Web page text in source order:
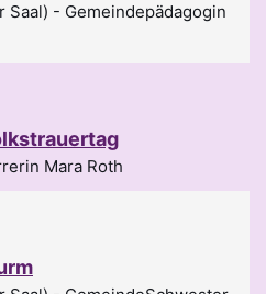
Saal)
Gemeindepädagogin
Mara Roth